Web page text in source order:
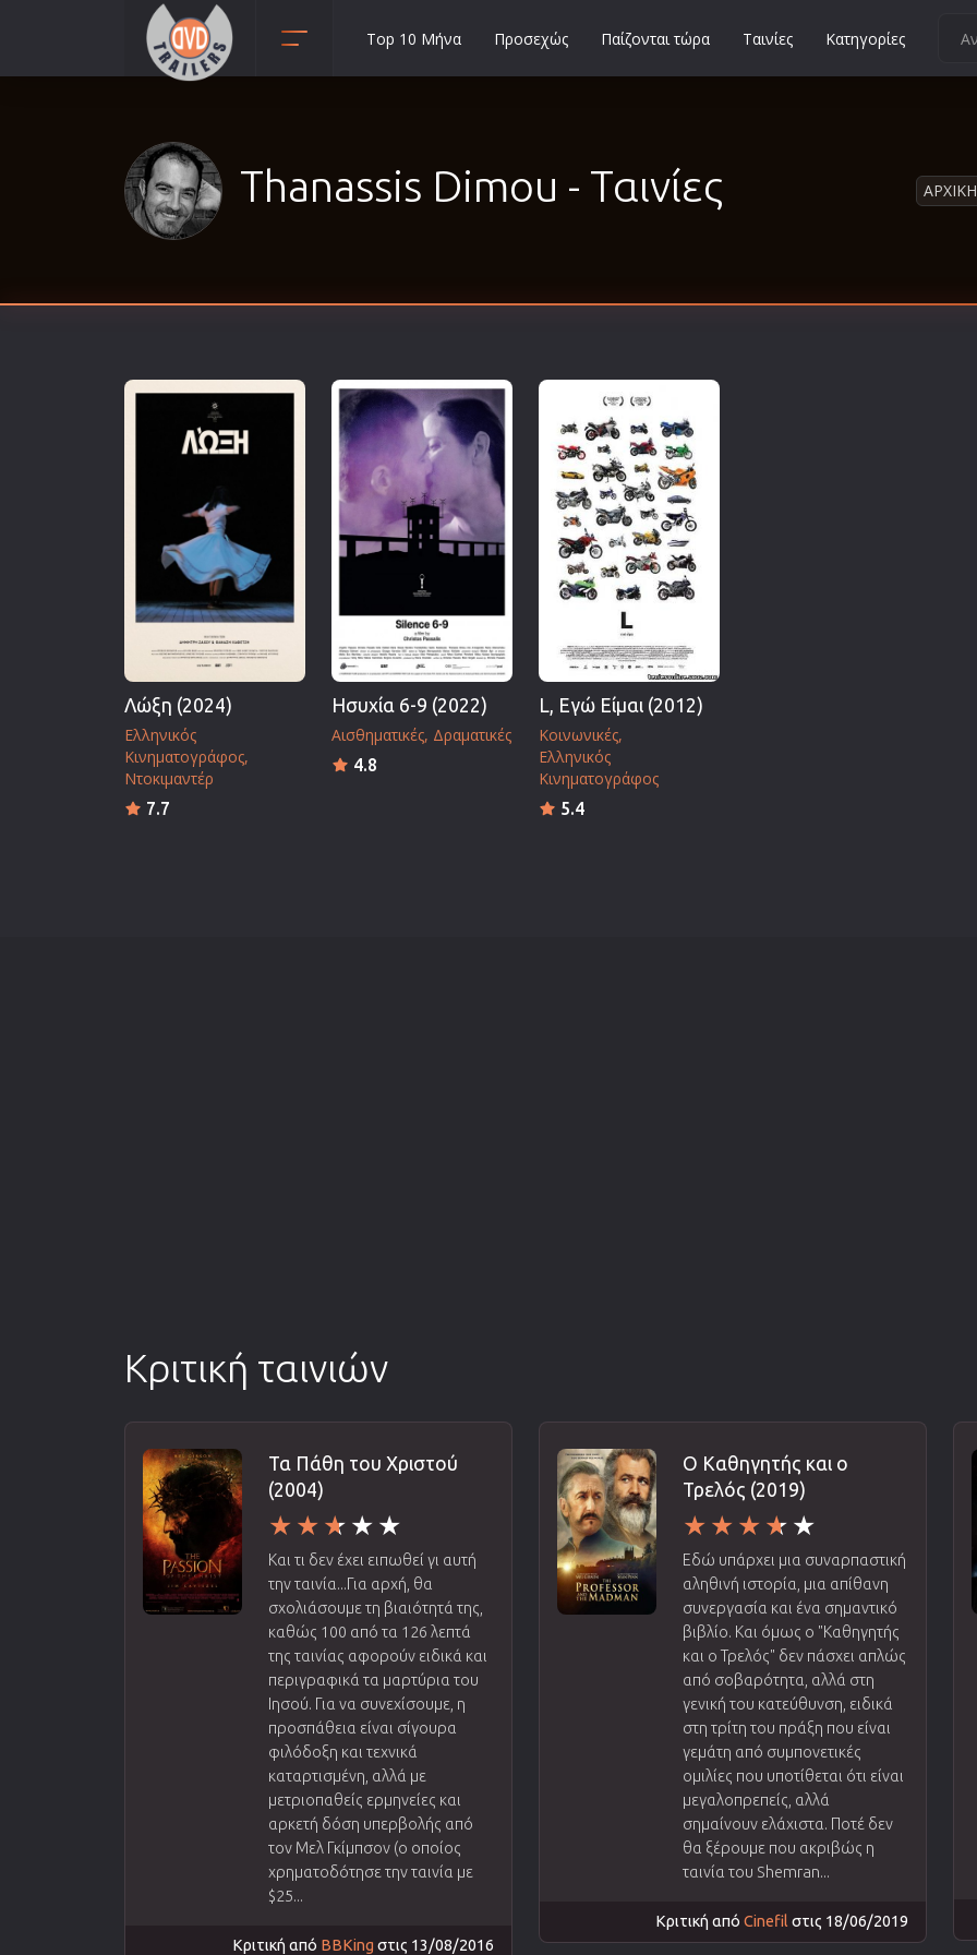
Αισθησιακές
Βιογραφίες
Δράσης
Ελληνικός Κινηματογράφος
Επιβίωσης
Επιστημονικής Φαντασίας
Εποχής
Θρίλερ
Ιστορικές
Καταστροφής
Κλασσικές
Μικρού Μήκους
Μιούζικαλ
Νεανικές
Παιδικές
Περιπέτειες
Πολεμικές
Πολεμικές Τέχνες
Πολιτική
Σπορ
Τηλεοπτικές Σειρές
Τρόμου
Φαντασίας
Φιλμ Νουάρ
Χριστουγεννιάτικες
Ρομαντικές Κωμωδίες
Top 10 Μήνα Προσεχώς Παίζονται τώρα Ταινίες Κατηγορίες
Thanassis Dimou - Ταινίες ΑΡΧΙΚΗ
Λώξη (2024)
Ελληνικός
Κινηματογράφος
Ντοκιμαντέρ
7.7
Ησυχία 6-9 (2022)
Αισθηματικές Δραματικές
4.8
L, Εγώ Είμαι (2012)
Κοινωνικές
Ελληνικός
Κινηματογράφος
5.4
Κριτική ταινιών
Τα Πάθη του Χριστού
(2004)
Και τι δεν έχει ειπωθεί γι αυτή
την ταινία...Για αρχή, θα
σχολιάσουμε τη βιαιότητά της,
καθώς 100 από τα 126 λεπτά
της ταινίας αφορούν ειδικά και
περιγραφικά τα μαρτύρια του
Ιησού. Για να συνεχίσουμε, η
προσπάθεια είναι σίγουρα
φιλόδοξη και τεχνικά
καταρτισμένη, αλλά με
μετριοπαθείς ερμηνείες και
αρκετή δόση υπερβολής από
τον Μελ Γκίμπσον (ο οποίος
χρηματοδότησε την ταινία με
$25...
Κριτική από BBKing στις 13/08/2016
Ο Καθηγητής και ο
Τρελός (2019)
Εδώ υπάρχει μια συναρπαστική
αληθινή ιστορία, μια απίθανη
συνεργασία και ένα σημαντικό
βιβλίο. Και όμως ο "Καθηγητής
και ο Τρελός" δεν πάσχει απλώς
από σοβαρότητα, αλλά στη
γενική του κατεύθυνση, ειδικά
στη τρίτη του πράξη που είναι
γεμάτη από συμπονετικές
ομιλίες που υποτίθεται ότι είναι
μεγαλοπρεπείς, αλλά
σημαίνουν ελάχιστα. Ποτέ δεν
θα ξέρουμε που ακριβώς η
ταινία του Shemran...
Κριτική από Cinefil στις 18/06/2019